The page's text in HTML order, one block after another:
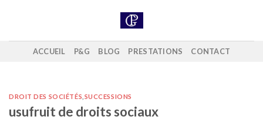
ACCUEIL P&G BLOG PRESTATIONS CONTACT
DROIT DES SOCIÉTÉS SUCCESSIONS
usufruit de droits sociaux